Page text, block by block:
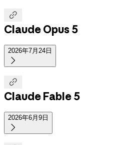

Claude Opus 5
2026年7月24日


Claude Fable 5
2026年6月9日
